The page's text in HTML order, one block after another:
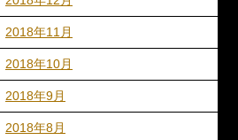
2018年11月
2018年10月
2018年9月
2018年8月